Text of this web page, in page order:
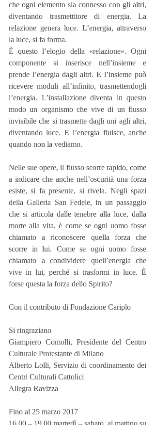
che ogni elemento sia connesso con gli altri,
diventando trasmettitore di energia. La
relazione genera luce. L’energia, attraverso
la luce, si fa forma.
È questo l’elogio della «relazione». Ogni
componente si inserisce nell’insieme e
prende l’energia dagli altri. E l’insieme può
ricevere moduli all’infinito, trasmettendogli
l’energia. L’installazione diventa in questo
modo un organismo che vive di un flusso
invisibile che si trasmette dagli uni agli altri,
diventando luce. E l’energia fluisce, anche
quando non la vediamo.
Nelle sue opere, il flusso scorre rapido, come
a indicare che anche nell’oscurità una forza
esiste, si fa presente, si rivela. Negli spazi
della Galleria San Fedele, in un passaggio
che si articola dalle tenebre alla luce, dalla
morte alla vita, è come se ogni uomo fosse
chiamato a riconoscere quella forza che
scorre in lui. Come se ogni uomo fosse
chiamato a condividere quell’energia che
vive in lui, perché si trasformi in luce. È
forse questa la forza dello Spirito?
Con il contributo di Fondazione Cariplo
Si ringraziano
Giampiero Comolli, Presidente del Centro
Culturale Protestante di Milano
Alberto Lolli, Servizio di coordinamento dei
Centri Culturali Cattolici
Allegra Ravizza
Fino al 25 marzo 2017
16,00 – 19,00 martedì – sabato, al mattino su